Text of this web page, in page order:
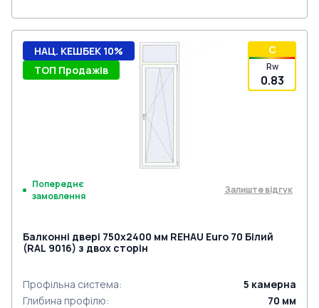
C
Rw
0.83
НАЦ. КЕШБЕК 10%
ТОП Продажів
Попереднє
замовлення
Залиште відгук
Балконні двері 750x2400 мм REHAU Euro 70 Білий
(RAL 9016) з двох сторін
Профільна система: 5 камерна
Глибина профілю: 70 мм